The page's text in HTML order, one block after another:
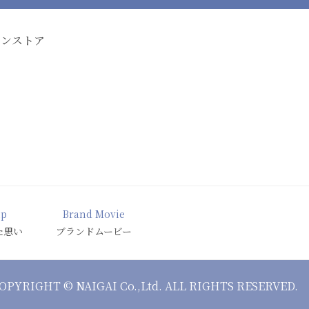
ストア
思い
Brand Movie
ブランドムービー
© NAIGAI Co.,Ltd. ALL RIGHTS RESERVED.